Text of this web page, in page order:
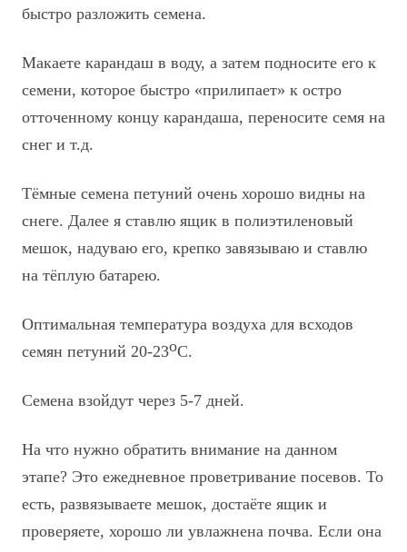
быстро разложить семена.
Макаете карандаш в воду, а затем подносите его к
семени, которое быстро «прилипает» к остро
отточенному концу карандаша, переносите семя на
снег и т.д.
Тёмные семена петуний очень хорошо видны на
снеге. Далее я ставлю ящик в полиэтиленовый
мешок, надуваю его, крепко завязываю и ставлю
на тёплую батарею.
Оптимальная температура воздуха для всходов
семян петуний 20-23оС.
Семена взойдут через 5-7 дней.
На что нужно обратить внимание на данном
этапе? Это ежедневное проветривание посевов. То
есть, развязываете мешок, достаёте ящик и
проверяете, хорошо ли увлажнена почва. Если она